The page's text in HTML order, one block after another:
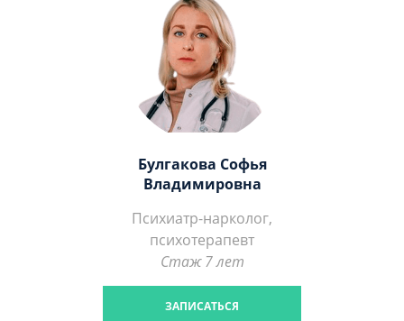
Булгакова Софья
Владимировна
Психиатр-нарколог,
психотерапевт
Стаж 7 лет
ЗАПИСАТЬСЯ